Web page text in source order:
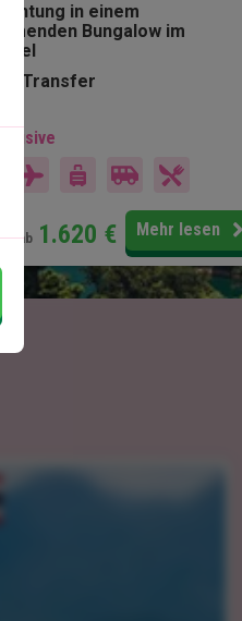
in einem
Bungalow im
Transfer
ab 1.620 € Mehr lesen